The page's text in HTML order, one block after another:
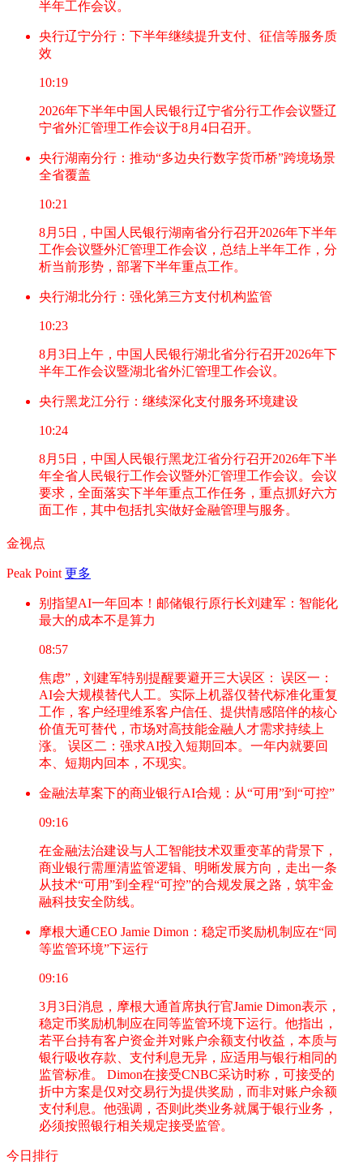
半年工作会议。
央行辽宁分行：下半年继续提升支付、征信等服务质
效
10:19
2026年下半年中国人民银行辽宁省分行工作会议暨辽
宁省外汇管理工作会议于8月4日召开。
央行湖南分行：推动“多边央行数字货币桥”跨境场景
全省覆盖
10:21
8月5日，中国人民银行湖南省分行召开2026年下半年
工作会议暨外汇管理工作会议，总结上半年工作，分
析当前形势，部署下半年重点工作。
央行湖北分行：强化第三方支付机构监管
10:23
8月3日上午，中国人民银行湖北省分行召开2026年下
半年工作会议暨湖北省外汇管理工作会议。
央行黑龙江分行：继续深化支付服务环境建设
10:24
8月5日，中国人民银行黑龙江省分行召开2026年下半
年全省人民银行工作会议暨外汇管理工作会议。会议
要求，全面落实下半年重点工作任务，重点抓好六方
面工作，其中包括扎实做好金融管理与服务。
金视点
Peak Point 更多
别指望AI一年回本！邮储银行原行长刘建军：智能化
最大的成本不是算力
08:57
焦虑”，刘建军特别提醒要避开三大误区： 误区一：
AI会大规模替代人工。实际上机器仅替代标准化重复
工作，客户经理维系客户信任、提供情感陪伴的核心
价值无可替代，市场对高技能金融人才需求持续上
涨。 误区二：强求AI投入短期回本。一年内就要回
本、短期内回本，不现实。
金融法草案下的商业银行AI合规：从“可用”到“可控”
09:16
在金融法治建设与人工智能技术双重变革的背景下，
商业银行需厘清监管逻辑、明晰发展方向，走出一条
从技术“可用”到全程“可控”的合规发展之路，筑牢金
融科技安全防线。
摩根大通CEO Jamie Dimon：稳定币奖励机制应在“同
等监管环境”下运行
09:16
3月3日消息，摩根大通首席执行官Jamie Dimon表示，
稳定币奖励机制应在同等监管环境下运行。他指出，
若平台持有客户资金并对账户余额支付收益，本质与
银行吸收存款、支付利息无异，应适用与银行相同的
监管标准。 Dimon在接受CNBC采访时称，可接受的
折中方案是仅对交易行为提供奖励，而非对账户余额
支付利息。他强调，否则此类业务就属于银行业务，
必须按照银行相关规定接受监管。
今日排行